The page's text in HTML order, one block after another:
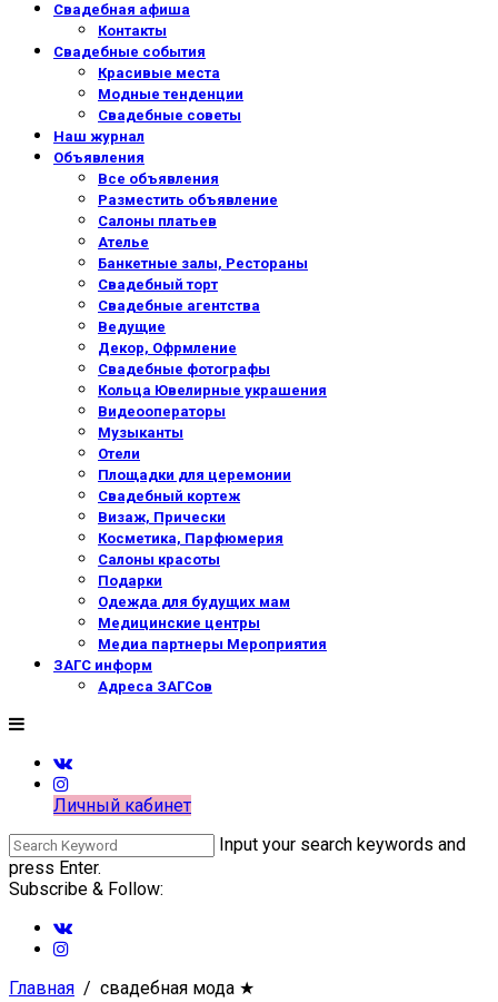
Свадебная афиша
Контакты
Свадебные события
Красивые места
Модные тенденции
Свадебные советы
Наш журнал
Объявления
Все объявления
Разместить объявление
Салоны платьев
Ателье
Банкетные залы, Рестораны
Свадебный торт
Свадебные агентства
Ведущие
Декор, Офрмление
Свадебные фотографы
Кольца Ювелирные украшения
Видеооператоры
Музыканты
Отели
Площадки для церемонии
Свадебный кортеж
Визаж, Прически
Косметика, Парфюмерия
Салоны красоты
Подарки
Одежда для будущих мам
Медицинские центры
Медиа партнеры Мероприятия
ЗАГС информ
Адреса ЗАГСов
Личный кабинет
Input your search keywords and
press Enter.
Subscribe & Follow:
Главная свадебная мода ★